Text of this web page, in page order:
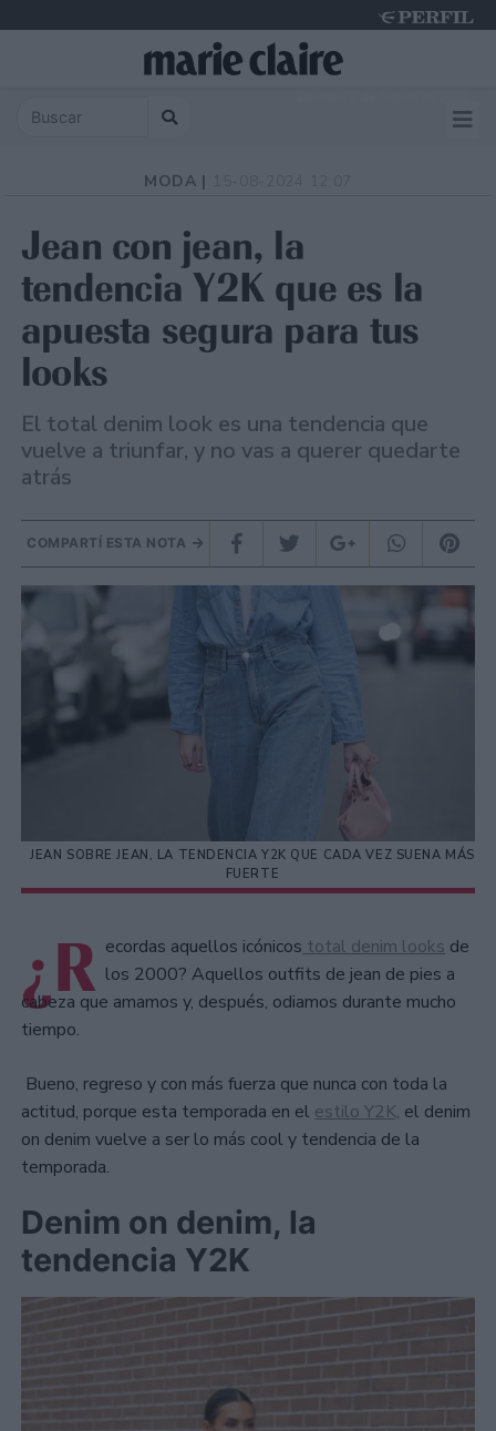
MODA |
Jean con jean, la
tendencia Y2K que es la
apuesta segura para tus
looks
El total denim look es una tendencia que
vuelve a triunfar, y no vas a querer quedarte
atrás
COMPARTÍ ESTA NOTA
JEAN SOBRE JEAN, LA TENDENCIA Y2K QUE CADA VEZ SUENA MÁS
FUERTE
¿R ecordas aquellos icónicos total denim looks de
los 2000? Aquellos outfits de jean de pies a
cabeza que amamos y, después, odiamos durante mucho
tiempo.
Bueno, regreso y con más fuerza que nunca con toda la
actitud, porque esta temporada en el estilo Y2K, el denim
on denim vuelve a ser lo más cool y tendencia de la
temporada.
Denim on denim, la
tendencia Y2K